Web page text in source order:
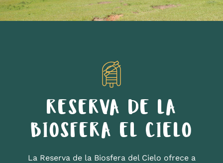
RESERVA DE LA
BIOSFERA EL CIELO
La Reserva de la Biosfera del Cielo ofrece a